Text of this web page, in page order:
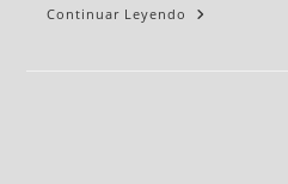
Continuar Leyendo